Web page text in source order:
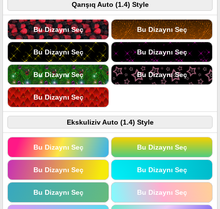
Qarışıq Auto (1.4) Style
Bu Dizaynı Seç Bu Dizaynı Seç
Bu Dizaynı Seç Bu Dizaynı Seç
Bu Dizaynı Seç Bu Dizaynı Seç
Bu Dizaynı Seç
Ekskuliziv Auto (1.4) Style
Bu Dizaynı Seç Bu Dizaynı Seç
Bu Dizaynı Seç Bu Dizaynı Seç
Bu Dizaynı Seç Bu Dizaynı Seç